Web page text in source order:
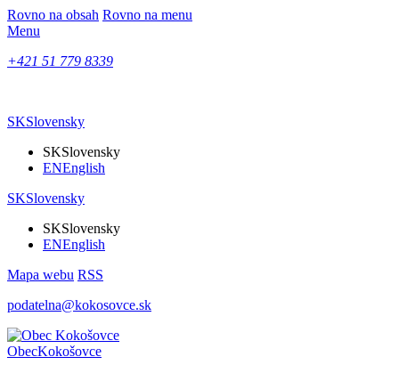
Rovno na obsah Rovno na menu
Menu
+421 51 779 8339
SKSlovensky
SKSlovensky
ENEnglish
SKSlovensky
SKSlovensky
ENEnglish
Mapa webu RSS
podatelna@kokosovce.sk
ObecKokošovce